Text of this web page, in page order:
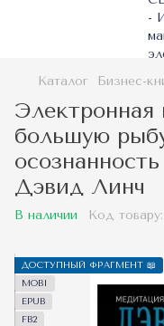
Каталог Бизнес-
Электронная
большую
Дэвид Линч
В наличии Код товару:
ДОСТУПНЫЙ ФРАГМЕНТ 📖
MOBI
EPUB
FB2